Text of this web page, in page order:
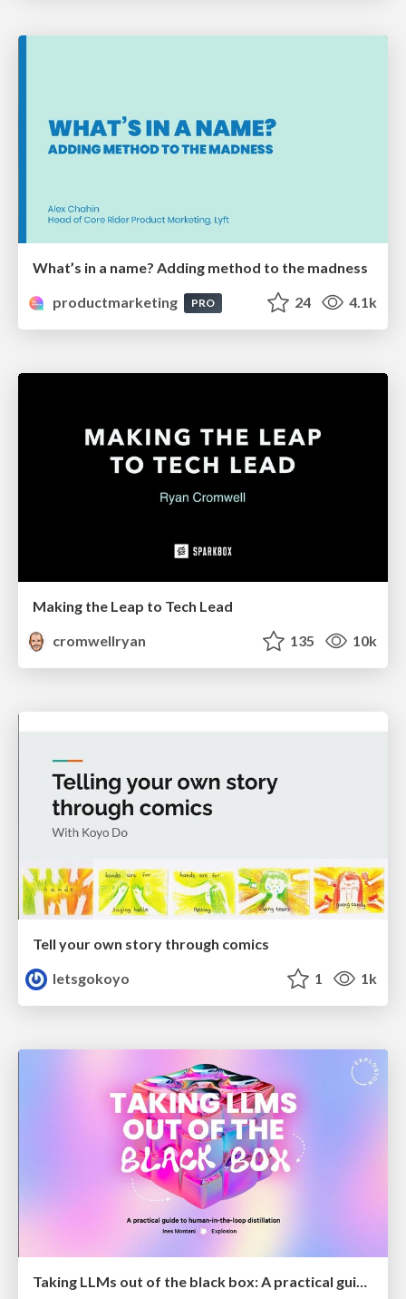
What’s in a name? Adding method to the madness
productmarketing
PRO 24 4.1k
Making the Leap to Tech Lead
cromwellryan
135 10k
Tell your own story through comics
letsgokoyo
1 1k
Taking LLMs out of the black box: A practical guide to human-in-the-loop distillation